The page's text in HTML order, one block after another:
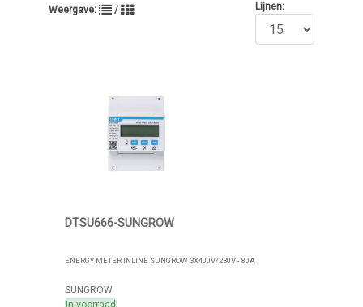
Weergave: / Lijnen:
DTSU666-SUNGROW
ENERGY METER INLINE SUNGROW 3X400V/230V - 80A
SUNGROW
In voorraad